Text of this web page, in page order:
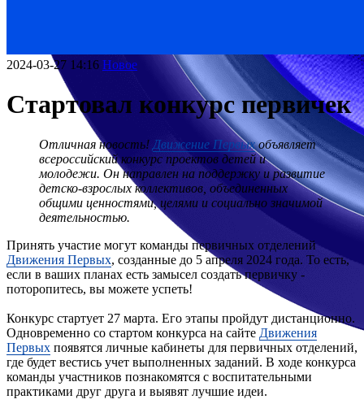
2024-03-27 14:16 Новое
Стартовал конкурс первичек
Отличная новость! Движение Первыхобъявляет
всероссийский конкурс проектов детей и
молодежи. Он направлен на поддержку и развитие
детско-взрослых коллективов, объединенных
общими ценностями, целями и социально значимой
деятельностью.
Принять участие могут команды первичных отделений
Движения Первых, созданные до 5 апреля 2024 года. То есть,
если в ваших планах есть замысел создать первичку -
поторопитесь, вы можете успеть!
Конкурс стартует 27 марта. Его этапы пройдут дистанционно.
Одновременно со стартом конкурса на сайте Движения
Первых появятся личные кабинеты для первичных отделений,
где будет вестись учет выполненных заданий. В ходе конкурса
команды участников познакомятся с воспитательными
практиками друг друга и выявят лучшие идеи.